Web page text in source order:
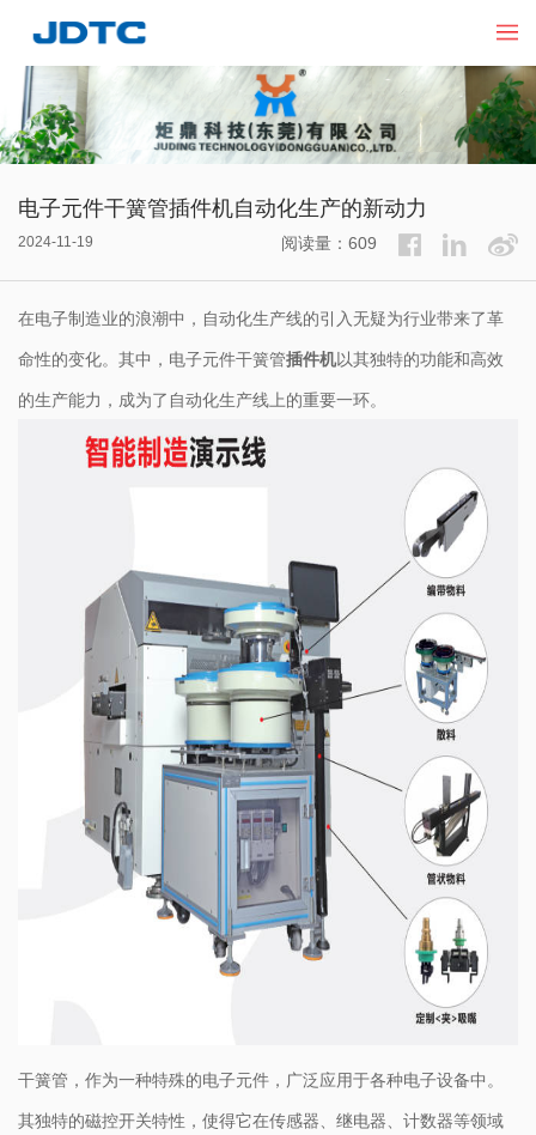
电子元件干簧管插件机自动化生产的新动力
2024-11-19 阅读量：609
在电子制造业的浪潮中，自动化生产线的引入无疑为行业带来了革
命性的变化。其中，电子元件干簧管插件机以其独特的功能和高效
的生产能力，成为了自动化生产线上的重要一环。
干簧管，作为一种特殊的电子元件，广泛应用于各种电子设备中。
其独特的磁控开关特性，使得它在传感器、继电器、计数器等领域